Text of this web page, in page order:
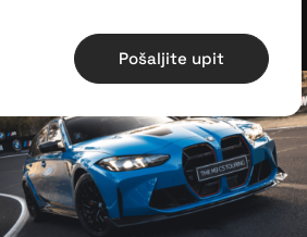
Pošaljite upit